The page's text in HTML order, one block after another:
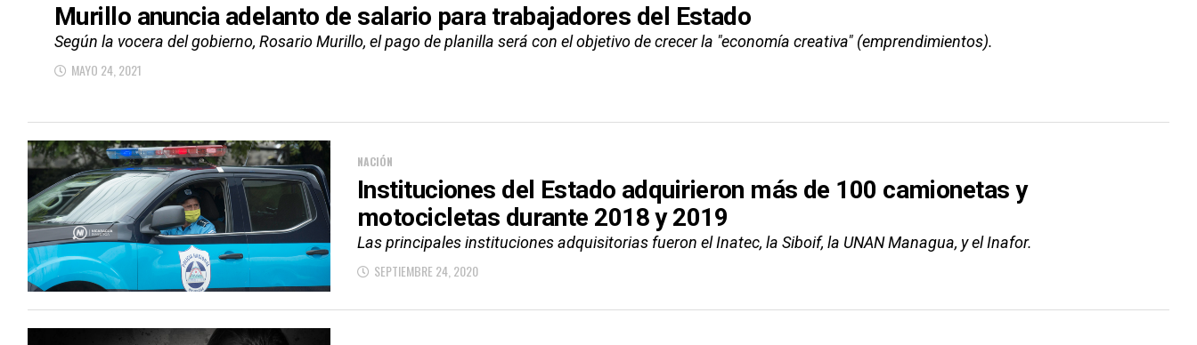
Murillo anuncia adelanto de salario para trabajadores del Estado
Según la vocera del gobierno, Rosario Murillo, el pago de planilla será con el objetivo de crecer la "economía creativa" (emprendimientos).
MAYO 24, 2021
NACIÓN
Instituciones del Estado adquirieron más de 100 camionetas y
motocicletas durante 2018 y 2019
Las principales instituciones adquisitorias fueron el Inatec, la Siboif, la UNAN Managua, y el Inafor.
SEPTIEMBRE 24, 2020